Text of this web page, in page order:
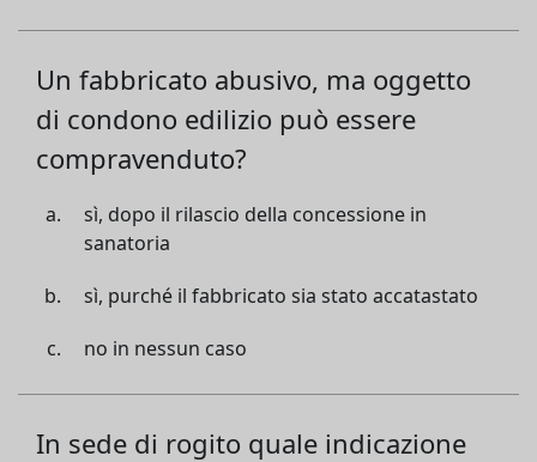
Un fabbricato abusivo, ma oggetto
di condono edilizio può essere
compravenduto?
sì, dopo il rilascio della concessione in
sanatoria
sì, purché il fabbricato sia stato accatastato
no in nessun caso
In sede di rogito quale indicazione